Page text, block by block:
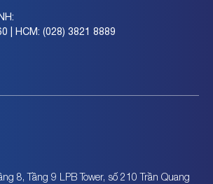
| HCM: (028) 3821 8889
8, Tầng 9 LPB Tower, số 210 Trần Quang